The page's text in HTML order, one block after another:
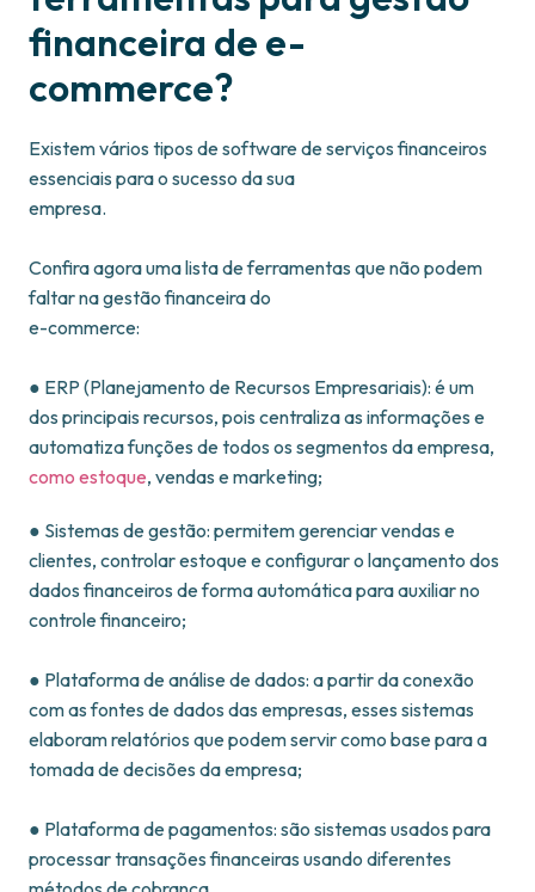
financeira de e-
commerce?
Existem vários tipos de software de serviços financeiros
essenciais para o sucesso da sua
empresa.
Confira agora uma lista de ferramentas que não podem
faltar na gestão financeira do
e-commerce:
● ERP (Planejamento de Recursos Empresariais): é um
dos principais recursos, pois centraliza as informações e
automatiza funções de todos os segmentos da empresa,
como estoque, vendas e marketing;
● Sistemas de gestão: permitem gerenciar vendas e
clientes, controlar estoque e configurar o lançamento dos
dados financeiros de forma automática para auxiliar no
controle financeiro;
● Plataforma de análise de dados: a partir da conexão
com as fontes de dados das empresas, esses sistemas
elaboram relatórios que podem servir como base para a
tomada de decisões da empresa;
● Plataforma de pagamentos: são sistemas usados para
processar transações financeiras usando diferentes